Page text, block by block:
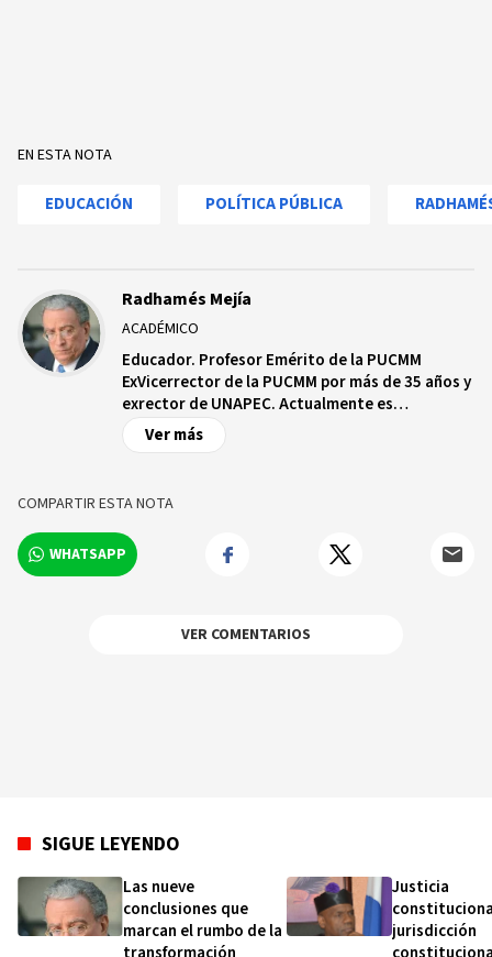
EN ESTA NOTA
EDUCACIÓN POLÍTICA PÚBLICA
Radhamés Mejía
ACADÉMICO
Educador. Profesor Emérito de la PUCMM
ExVicerrector de la PUCMM por más de 35 años y
exrector de UNAPEC. Actualmente es
Coodinador de la Comisión de Educación de la
Academia de Ciencias de la República
Humano (CIEDHUMANO)-PUCMM.
Ver más
COMPARTIR ESTA NOTA
WHATSAPP
VER COMENTARIOS
SIGUE LEYENDO
Las nueve
conclusiones que
marcan el rumbo de la
Justicia
jurisdicción